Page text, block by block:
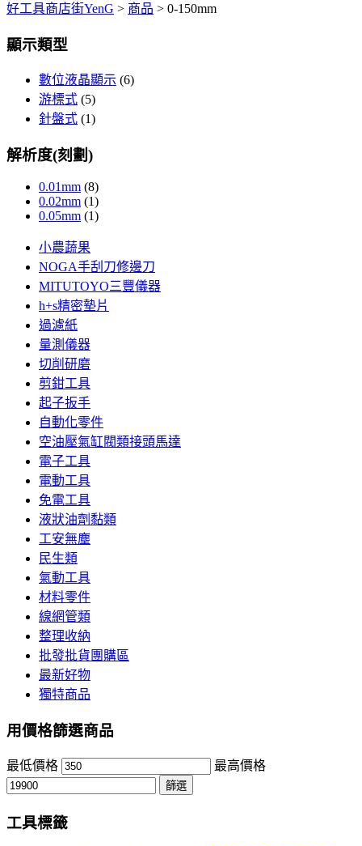
好工具商店街YenG > 商品 > 0-150mm
顯示類型
數位液晶顯示 (6)
游標式 (5)
針盤式 (1)
解析度(刻劃)
0.01mm (8)
0.02mm (1)
0.05mm (1)
小農蔬果
NOGA手刮刀修邊刀
MITUTOYO三豐儀器
h+s精密墊片
過濾紙
量測儀器
切削研磨
剪鉗工具
起子扳手
自動化零件
空油壓氣缸閥類接頭馬達
電子工具
電動工具
免電工具
液狀油劑黏類
工安無塵
民生類
氣動工具
材料零件
線網管類
整理收納
批發批貨團購區
最新好物
獨特商品
用價格篩選商品
最低價格 最高價格
篩選
工具標籤